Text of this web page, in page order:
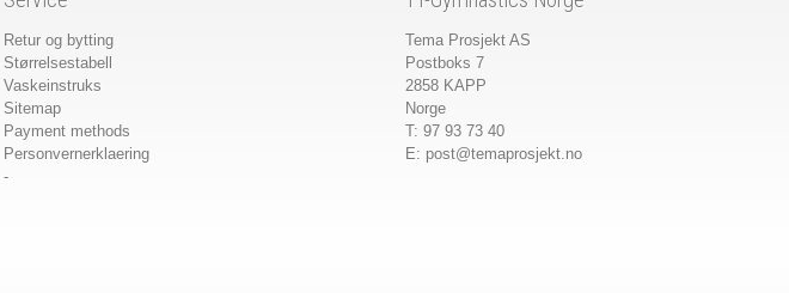
Retur og bytting
Størrelsestabell
Vaskeinstruks
Sitemap
Payment methods
Personvernerklaering
-
Tema Prosjekt AS
Postboks 7
2858 KAPP
Norge
T: 97 93 73 40
E: post@temaprosjekt.no